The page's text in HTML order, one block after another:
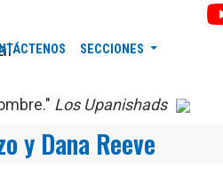
SECCIONES
Los Upanishads
y Dana Reeve